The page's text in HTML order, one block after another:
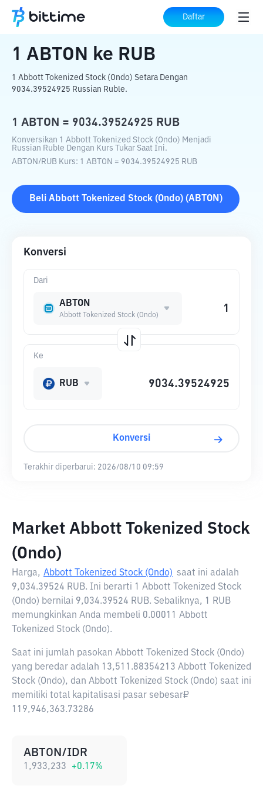
Daftar
Beranda Konverter Kripto ABTON RUB
1 ABTON ke RUB
1 Abbott Tokenized Stock (Ondo) Setara Dengan
9034.39524925 Russian Ruble.
1 ABTON = 9034.39524925 RUB
Konversikan 1 Abbott Tokenized Stock (Ondo) Menjadi
Russian Ruble Dengan Kurs Tukar Saat Ini.
ABTON/RUB Kurs: 1 ABTON = 9034.39524925 RUB
Beli Abbott Tokenized Stock (Ondo)(ABTON )
Konversi
Dari
ABTON
Abbott Tokenized Stock (Ondo)
Ke
RUB
Konversi
Terakhir diperbarui: 2026/08/10 09:59
Market Abbott Tokenized Stock
(Ondo)
Harga, Abbott Tokenized Stock (Ondo) saat ini adalah
9,034.39524 RUB. Ini berarti 1 Abbott Tokenized Stock
(Ondo) bernilai 9,034.39524 RUB. Sebaliknya, 1 RUB
memungkinkan Anda membeli 0.00011 Abbott
Tokenized Stock (Ondo).
Saat ini jumlah pasokan Abbott Tokenized Stock (Ondo)
yang beredar adalah 13,511.88354213 Abbott Tokenized
Stock (Ondo), dan Abbott Tokenized Stock (Ondo) saat ini
memiliki total kapitalisasi pasar sebesar₽
119,946,363.73286
ABTON/IDR
1,933,233 +0.17%